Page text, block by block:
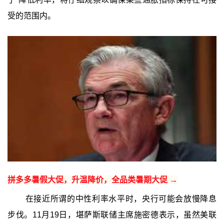
受的范围内。
拼多多暑假大促，升温降价，全品类暑期大促 →
在接近所谓的中性利率水平时，央行可能会放慢降息
步伐。11月19日，堪萨斯联储主席施密德表示，虽然美联